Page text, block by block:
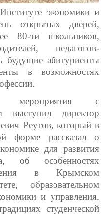
экономики и
открытых дверей,
80-ти школьников,
педагогов-
будущие абитуриенты
в возможностях
мероприятия с
выступил директор
Реутов, который в
форме рассказал о
для развития
об особенностях
в Крымском
образовательном
и управления,
студенческой